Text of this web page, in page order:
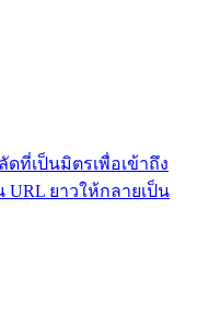
ดที่เป็นมิตรเพื่อเข้าถึง
URL ยาวให้กลายเป็น